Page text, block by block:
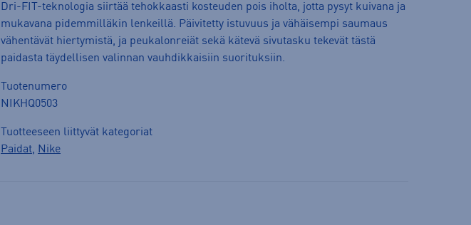
Dri-FIT-teknologia siirtää tehokkaasti kosteuden pois iholta, jotta pysyt kuivana ja
mukavana pidemmilläkin lenkeillä. Päivitetty istuvuus ja vähäisempi saumaus
vähentävät hiertymistä, ja peukalonreiät sekä kätevä sivutasku tekevät tästä
paidasta täydellisen valinnan vauhdikkaisiin suorituksiin.
Tuotenumero
NIKHQ0503
Tuotteeseen liittyvät kategoriat
Paidat, Nike